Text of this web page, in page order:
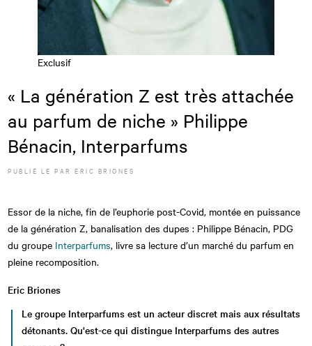
Exclusif
« La génération Z est très attachée
au parfum de niche » Philippe
Bénacin, Interparfums
PUBLIÉ LEPARERIC BRIONES
Essor de la niche, fin de l’euphorie post-Covid, montée en puissance
de la génération Z, banalisation des dupes : Philippe Bénacin, PDG
du groupe Interparfums, livre sa lecture d’un marché du parfum en
pleine recomposition.
Eric Briones
Le groupe Interparfums est un acteur discret mais aux résultats
détonants. Qu'est-ce qui distingue Interparfums des autres